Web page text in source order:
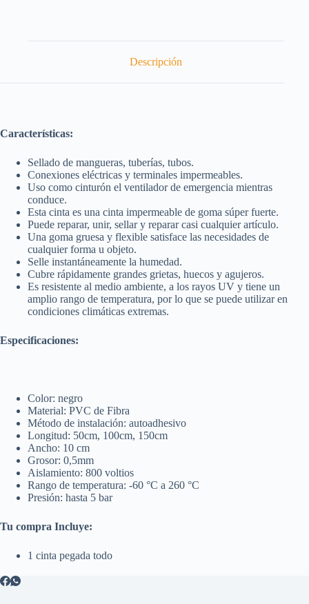
Descripción
Características:
Sellado de mangueras, tuberías, tubos.
Conexiones eléctricas y terminales impermeables.
Uso como cinturón el ventilador de emergencia mientras
conduce.
Esta cinta es una cinta impermeable de goma súper fuerte.
Puede reparar, unir, sellar y reparar casi cualquier artículo.
Una goma gruesa y flexible satisface las necesidades de
cualquier forma u objeto.
Selle instantáneamente la humedad.
Cubre rápidamente grandes grietas, huecos y agujeros.
Es resistente al medio ambiente, a los rayos UV y tiene un
amplio rango de temperatura, por lo que se puede utilizar en
condiciones climáticas extremas.
Especificaciones:
Color: negro
Material: PVC de Fibra
Método de instalación: autoadhesivo
Longitud: 50cm, 100cm, 150cm
Ancho: 10 cm
Grosor: 0,5mm
Aislamiento: 800 voltios
Rango de temperatura: -60 °C a 260 °C
Presión: hasta 5 bar
Tu compra Incluye:
1 cinta pegada todo